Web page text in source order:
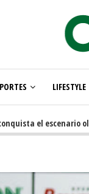
LIFESTYLE
el escenario olímpico